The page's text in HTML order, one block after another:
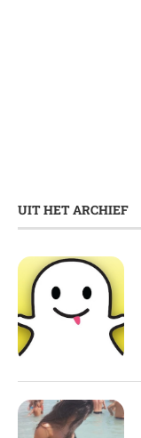
UIT HET ARCHIEF